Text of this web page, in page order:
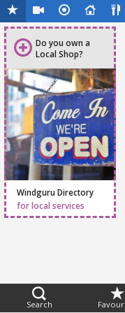
Search
Do you own a
Local Shop?
Windguru Directory
for local services